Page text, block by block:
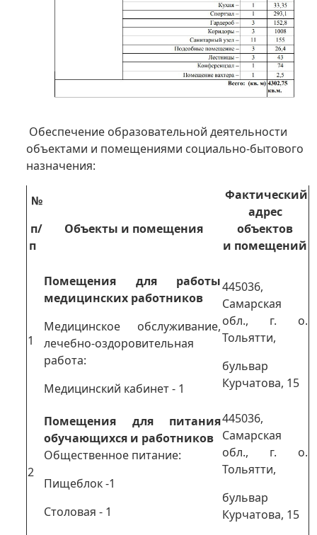
Обеспечение образовательной деятельности
объектами и помещениями социально-бытового
назначения:
№
п/
п
Объекты и помещения
Фактический
адрес
объектов
и помещений
1
Помещения для работы
медицинских работников
Медицинское обслуживание,
лечебно-оздоровительная
работа:
Медицинский кабинет - 1
445036,
Самарская
обл., г. о.
Тольятти,
бульвар
Курчатова, 15
2
Помещения для питания
обучающихся и работников
Общественное питание:
Пищеблок -1
Столовая - 1
445036,
Самарская
обл., г. о.
Тольятти,
бульвар
Курчатова, 15